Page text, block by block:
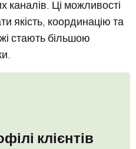
каналів. Ці можливості
якість, координацію та
стають більшою
клієнтів